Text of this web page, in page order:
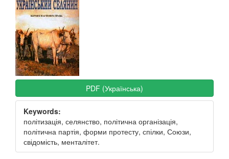
Sidebar
PDF (Українська)
Keywords:
політизація, селянство, політична організація,
політична партія, форми протесту, спілки, Союзи,
свідомість, менталітет.